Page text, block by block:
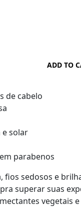
ADD TO
de cabelo
e solar
parabenos
fios sedosos e
superar suas
vegetais